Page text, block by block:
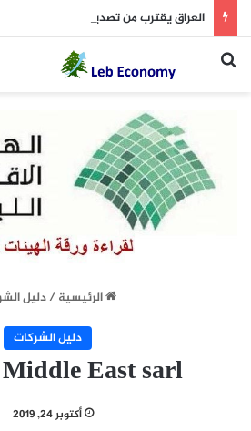
العراق يقترب من تصدير نفطه عبر لبنان
بحث عن
الرئيسية/دليل
دليل الشركات
East sarl
أكتوبر 24, 2019